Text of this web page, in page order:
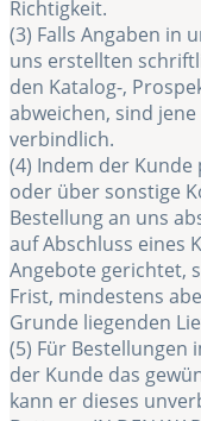
Richtigkeit.
(3) Falls Angaben in
uns erstellten
den Katalog-,
abweichen, sind
verbindlich.
(4) Indem der Kunde
oder über sonstige
Bestellung an uns
auf Abschluss eines
Angebote gerichtet,
Frist, mindestens
Grunde liegenden
(5) Für Bestellungen
der Kunde das
kann er dieses